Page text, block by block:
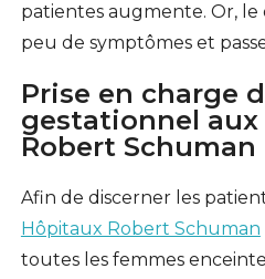
patientes augmente. Or,
peu de symptômes et
Prise en charge
gestationnel
Robert Schuman
Afin de discerner les
Hôpitaux Robert Schuman
toutes les femmes